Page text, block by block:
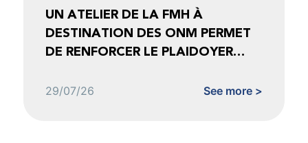
UN ATELIER DE LA FMH À
DESTINATION DES ONM PERMET
DE RENFORCER LE PLAIDOYER
29/07/26 See more >